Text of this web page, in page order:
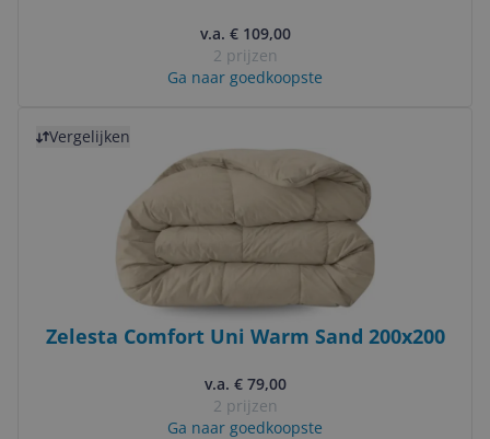
v.a. € 109,00
2 prijzen
Ga naar goedkoopste
Vergelijken
Zelesta Comfort Uni Warm Sand 200x200
v.a. € 79,00
2 prijzen
Ga naar goedkoopste